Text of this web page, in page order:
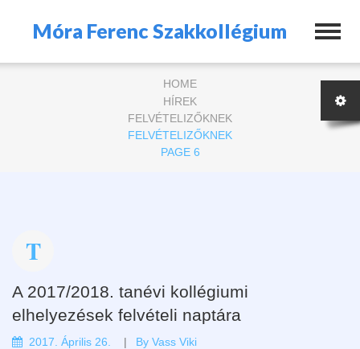
Móra Ferenc Szakkollégium
HOME
HÍREK
FELVÉTELIZŐKNEK
FELVÉTELIZŐKNEK
PAGE 6
A 2017/2018. tanévi kollégiumi
elhelyezések felvételi naptára
2017. Április 26. By Vass Viki